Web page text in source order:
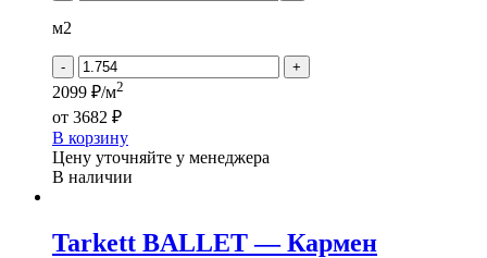
м2
- +
2099 ₽/м2
от 3682 ₽
В корзину
Цену уточняйте у менеджера
В наличии
Tarkett BALLET — Кармен